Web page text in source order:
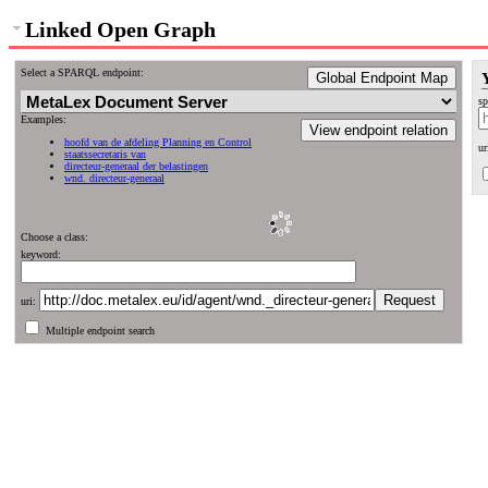
Linked Open Graph
Select a SPARQL endpoint: Global Endpoint Map
View endpoint relation
Examples:
hoofd van de afdeling Planning en Control
staatssecretaris van
directeur-generaal der belastingen
wnd. directeur-generaal
Choose a class:
keyword:
uri:
Multiple endpoint search